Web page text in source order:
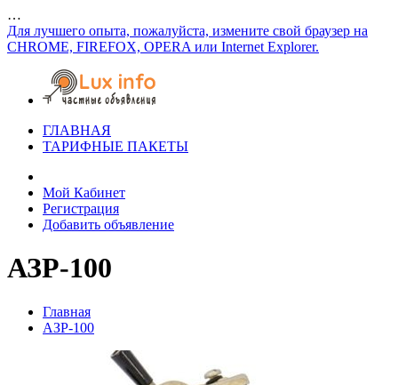
…
Для лучшего опыта, пожалуйста, измените свой браузер на
CHROME, FIREFOX, OPERA или Internet Explorer.
ГЛАВНАЯ
ТАРИФНЫЕ ПАКЕТЫ
Мой Кабинет
Регистрация
Добавить объявление
АЗР-100
Главная
АЗР-100